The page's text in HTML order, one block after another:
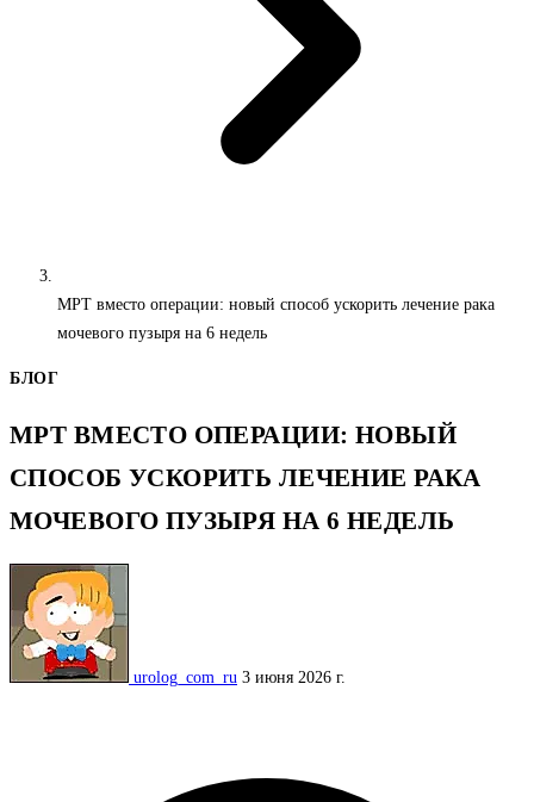
МРТ вместо операции: новый способ ускорить лечение рака
мочевого пузыря на 6 недель
БЛОГ
МРТ ВМЕСТО ОПЕРАЦИИ: НОВЫЙ
СПОСОБ УСКОРИТЬ ЛЕЧЕНИЕ РАКА
МОЧЕВОГО ПУЗЫРЯ НА 6 НЕДЕЛЬ
urolog_com_ru 3 июня 2026 г.